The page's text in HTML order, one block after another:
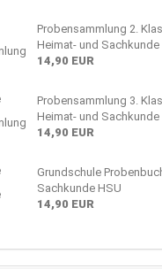
Probensammlung 2.
Heimat- und Sachkunde
14,90 EUR
Probensammlung 3.
Heimat- und Sachkunde
14,90 EUR
Grundschule
Sachkunde HSU
14,90 EUR